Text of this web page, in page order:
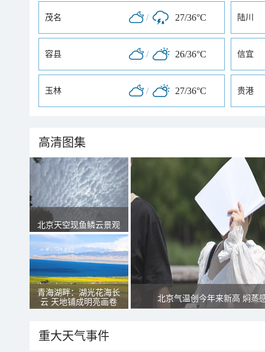
茂名 / 27/36°C 陆川
容县 / 26/36°C 信宜
玉林 / 27/36°C 贵港
高清图集
北京天空现鱼鳞云景观
青海湖畔：湖光花海长
云 天地铺成明亮画卷
北京气温创今年来新高 焖蒸
重大天气事件